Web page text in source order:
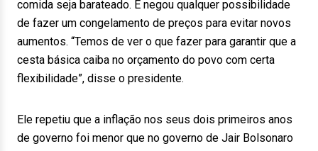
comida seja barateado. E negou qualquer possibilidade
de fazer um congelamento de preços para evitar novos
aumentos. “Temos de ver o que fazer para garantir que a
cesta básica caiba no orçamento do povo com certa
flexibilidade”, disse o presidente.
Ele repetiu que a inflação nos seus dois primeiros anos
de governo foi menor que no governo de Jair Bolsonaro